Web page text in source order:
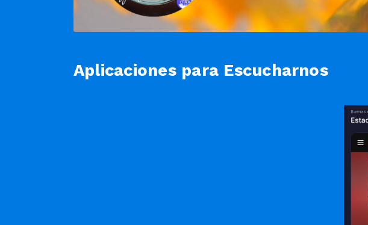
Aplicaciones para Escucharnos